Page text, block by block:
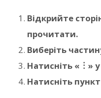
Відкрийте
прочитати.
Виберіть
Натисніть «︙»
Натисніть